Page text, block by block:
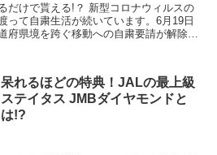
だけで貰える!？ 新型コロナウィルスの
って自粛生活が続いています。6月19日
府県境を跨ぐ移動への自粛要請が解除さ
呆れるほどの特典！JALの最上級
ステイタス JMBダイヤモンドと
は!?